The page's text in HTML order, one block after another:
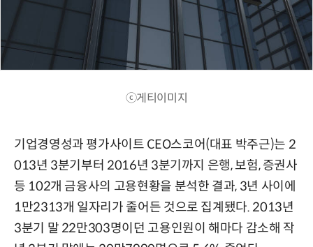
ⓒ게티이미지
기업경영성과 평가사이트 CEO스코어(대표 박주근)는 2
013년 3분기부터 2016년 3분기까지 은행, 보험, 증권사
등 102개 금융사의 고용현황을 분석한 결과, 3년 사이에
1만2313개 일자리가 줄어든 것으로 집계됐다. 2013년
3분기 말 22만303명이던 고용인원이 해마다 감소해 작